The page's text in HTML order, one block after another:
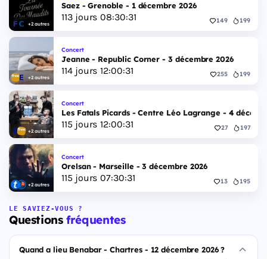
+2 autres
Saez - Grenoble - 1 décembre 2026
113jours 08:30:30 149 199
+2 autres
Concert
Jeanne - Republic Corner - 3 décembre 2026
114jours 12:00:30 255 199
+2 autres
Concert
Les Fatals Picards - Centre Léo Lagrange - 4
115 jours 12:00:30 27 197
+2 autres
Concert
Orelsan - Marseille - 3 décembre 2026
115 jours 07:30:30 13 195
LE SAVIEZ-VOUS ?
Questionsfréquentes
Quand a lieu Benabar - Chartres - 12 décembre 2026 ?